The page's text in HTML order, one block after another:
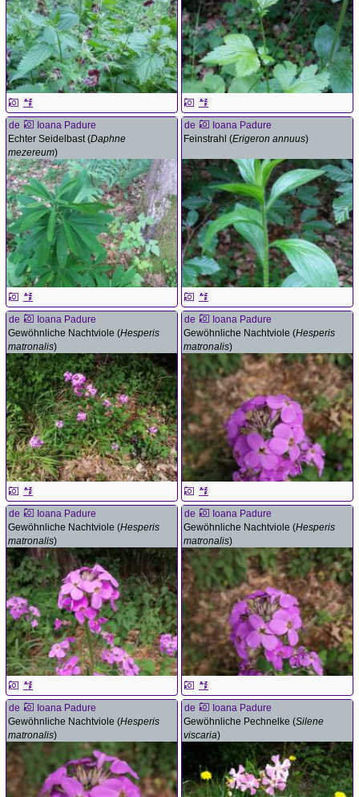
de
Ioana Padure
Echter Seidelbast (Daphne
mezereum)
de
Ioana Padure
Feinstrahl (Erigeron annuus)
de
Ioana Padure
Gewöhnliche Nachtviole (Hesperis
matronalis)
de
Ioana Padure
Gewöhnliche Nachtviole (Hesperis
matronalis)
de
Ioana Padure
Gewöhnliche Nachtviole (Hesperis
matronalis)
de
Ioana Padure
Gewöhnliche Nachtviole (Hesperis
matronalis)
de
Ioana Padure
Gewöhnliche Nachtviole (Hesperis
matronalis)
de
Ioana Padure
Gewöhnliche Pechnelke (Silene
viscaria)